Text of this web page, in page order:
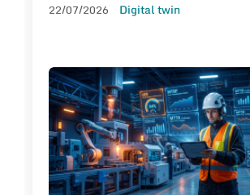
22/07/2026 Digital twin